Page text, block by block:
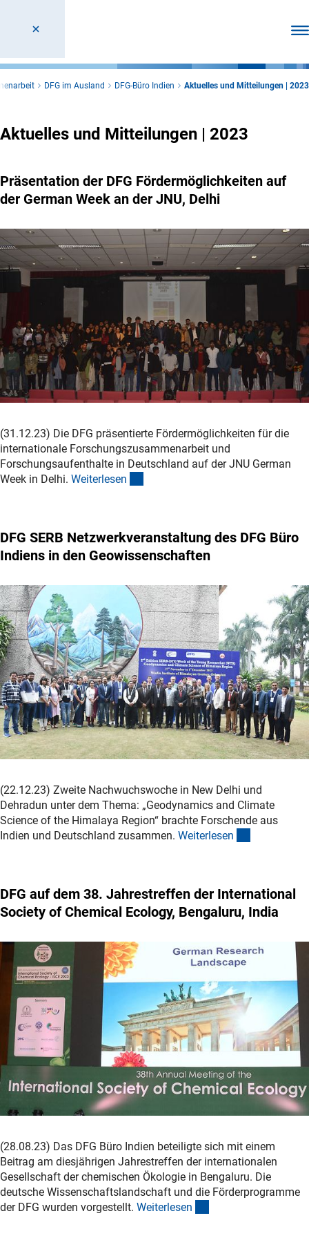
DFG im Ausland DFG-Büro Indien Aktuelles und Mitteilungen | 2023
Aktuelles und Mitteilungen | 2023
Präsentation der DFG Fördermöglichkeiten auf
der German Week an der JNU, Delhi
(31.12.23) Die DFG präsentierte Fördermöglichkeiten für die
internationale Forschungszusammenarbeit und
Forschungsaufenthalte in Deutschland auf der JNU German
Week in Delhi. Weiterlesen
DFG SERB Netzwerkveranstaltung des DFG Büro
Indiens in den Geowissenschaften
(22.12.23) Zweite Nachwuchswoche in New Delhi und
Dehradun unter dem Thema: „Geodynamics and Climate
Science of the Himalaya Region“ brachte Forschende aus
Indien und Deutschland zusammen. Weiterlesen
DFG auf dem 38. Jahrestreffen der International
Society of Chemical Ecology, Bengaluru, India
(28.08.23) Das DFG Büro Indien beteiligte sich mit einem
Beitrag am diesjährigen Jahrestreffen der internationalen
Gesellschaft der chemischen Ökologie in Bengaluru. Die
deutsche Wissenschaftslandschaft und die Förderprogramme
der DFG wurden vorgestellt. Weiterlesen